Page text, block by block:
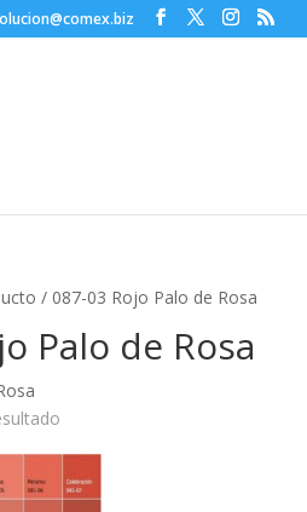
/ 087-03 Rojo Palo de Rosa
Palo de Rosa